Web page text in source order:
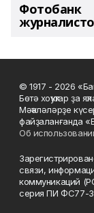
Фотобанк
© 1917 - 2026
Бөтә хоҡуҡтар ҙа
Мәҡәләләрҙе
файҙаланғанда
Об
связи,
коммуникаций
серия ПИ ФС77-